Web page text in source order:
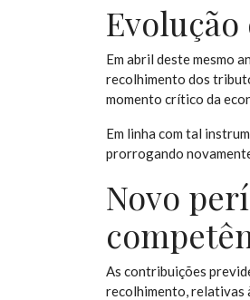
Em abril deste mesmo
recolhimento dos
momento crítico da
Em linha com tal
prorrogando
Novo
As contribuições
recolhimento, relativas